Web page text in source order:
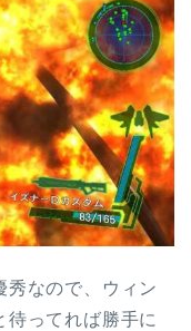
秀なので、ウィン
待ってれば勝手に